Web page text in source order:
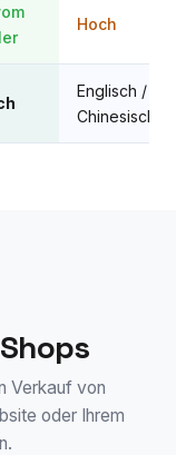
Hoch
Englisch /
Chinesisch
Verkauf von
oder Ihrem